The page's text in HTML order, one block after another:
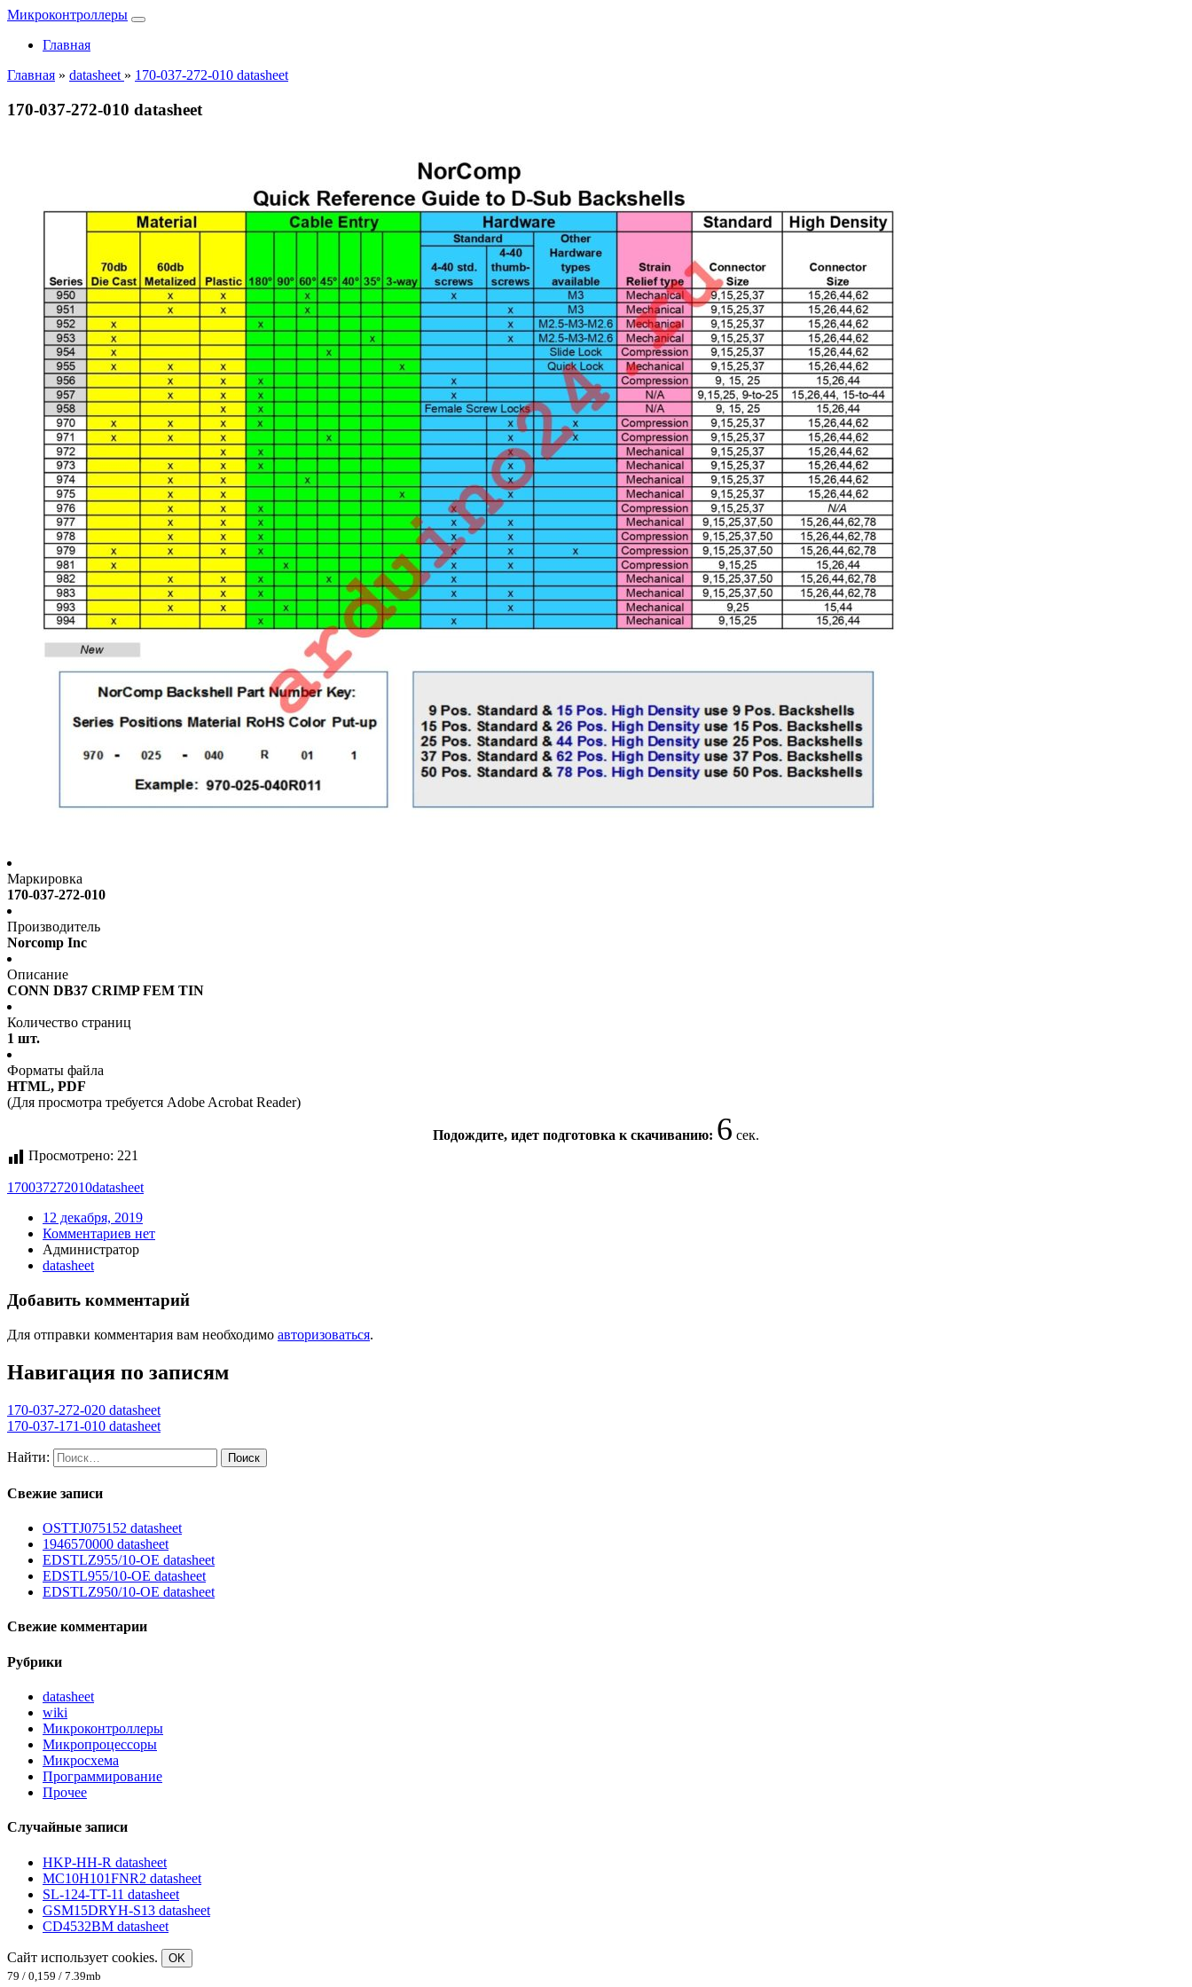
Микроконтроллеры
Главная
Главная » datasheet » 170-037-272-010 datasheet
170-037-272-010 datasheet
Маркировка
170-037-272-010
Производитель
Norcomp Inc
Описание
CONN DB37 CRIMP FEM TIN
Количество страниц
1 шт.
Форматы файла
HTML, PDF
(Для просмотра требуется Adobe Acrobat Reader)
Подождите, идет подготовка к скачиванию: 6 сек.
Просмотрено: 221
170037272010datasheet
12 декабря, 2019
Комментариев нет
Администратор
datasheet
Добавить комментарий
Для отправки комментария вам необходимо авторизоваться.
Навигация по записям
170-037-272-020 datasheet
170-037-171-010 datasheet
Найти:
Свежие записи
OSTTJ075152 datasheet
1946570000 datasheet
EDSTLZ955/10-OE datasheet
EDSTL955/10-OE datasheet
EDSTLZ950/10-OE datasheet
Свежие комментарии
Рубрики
datasheet
wiki
Микроконтроллеры
Микропроцессоры
Микросхема
Программирование
Прочее
Случайные записи
HKP-HH-R datasheet
MC10H101FNR2 datasheet
SL-124-TT-11 datasheet
GSM15DRYH-S13 datasheet
CD4532BM datasheet
Сайт использует cookies.
OK
79 / 0,159 / 7.39mb